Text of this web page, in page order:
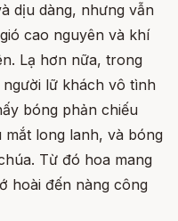
dịu dàng, nhưng vẫn
cao nguyên và khí
Lạ hơn nữa, trong
lữ khách vô tình
bóng phản chiếu
mắt long lanh, và bóng
Từ đó hoa mang
hoài đến nàng công